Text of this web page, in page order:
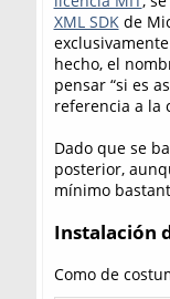
XML SDKde
hecho, el
pensar “si es
referencia a la
Dado que se
posterior,
mínimo
Instalación
Como de